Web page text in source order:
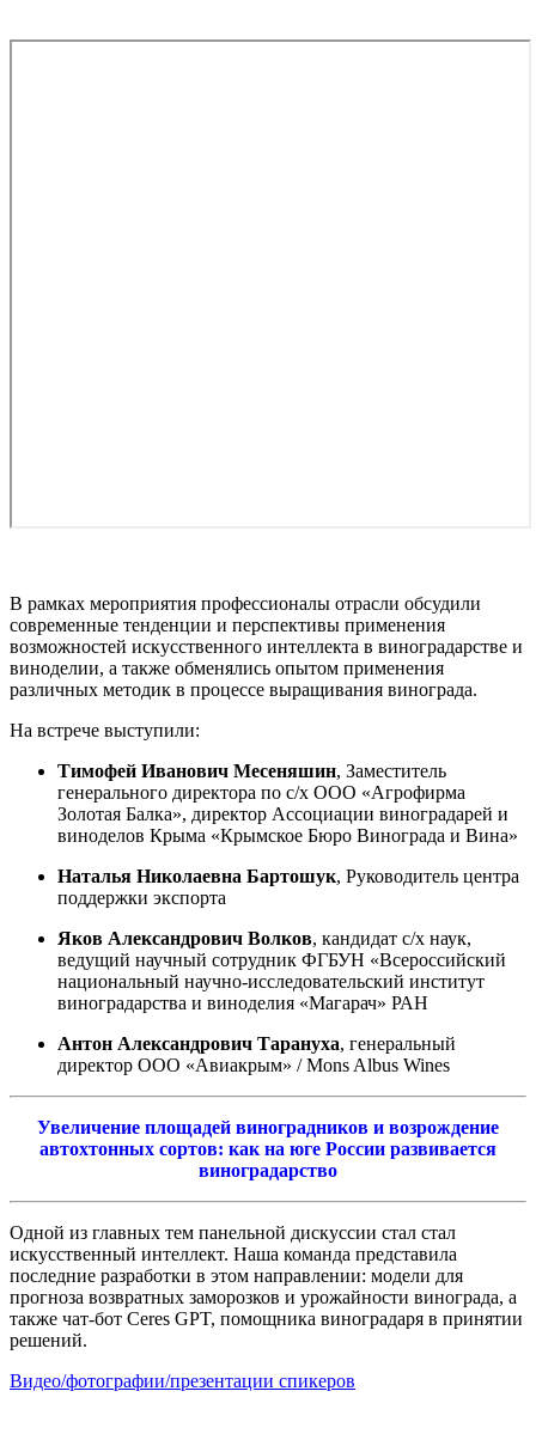
В рамках мероприятия профессионалы отрасли обсудили
современные тенденции и перспективы применения
возможностей искусственного интеллекта в виноградарстве и
виноделии, а также обменялись опытом применения
различных методик в процессе выращивания винограда.
На встрече выступили:
Тимофей Иванович Месеняшин, Заместитель
генерального директора по с/х ООО «Агрофирма
Золотая Балка», директор Ассоциации виноградарей и
виноделов Крыма «Крымское Бюро Винограда и Вина»
Наталья Николаевна Бартошук, Руководитель центра
поддержки экспорта
Яков Александрович Волков, кандидат с/х наук,
ведущий научный сотрудник ФГБУН «Всероссийский
национальный научно-исследовательский институт
виноградарства и виноделия «Магарач» РАН
Антон Александрович Тарануха, генеральный
директор ООО «Авиакрым» / Mons Albus Wines
Увеличение площадей виноградников и возрождение
автохтонных сортов: как на юге России развивается
виноградарство
Одной из главных тем панельной дискуссии стал стал
искусственный интеллект. Наша команда представила
последние разработки в этом направлении: модели для
прогноза возвратных заморозков и урожайности винограда, а
также чат-бот Ceres GPT, помощника виноградаря в принятии
решений.
Видео/фотографии/презентации спикеров